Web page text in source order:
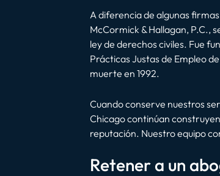
A diferencia de algunas
McCormick & Hallagan, P.C.,
ley de derechos civiles. Fue
Prácticas Justas de Empleo
muerte en 1992.
Cuando conserve nuestros
Chicago continúan
reputación. Nuestro equipo
Retener a un